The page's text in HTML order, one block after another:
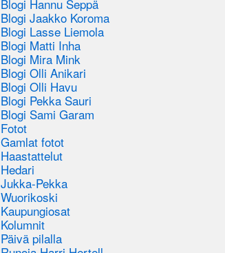
Blogi Hannu Seppä
Blogi Jaakko Koroma
Blogi Lasse Liemola
Blogi Matti Inha
Blogi Mira Mink
Blogi Olli Anikari
Blogi Olli Havu
Blogi Pekka Sauri
Blogi Sami Garam
Fotot
Gamlat fotot
Haastattelut
Hedari
Jukka-Pekka
Wuorikoski
Kaupungiosat
Kolumnit
Päivä pilalla